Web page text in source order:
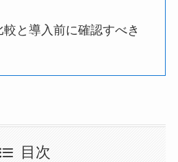
と導入前に確認すべき
目次